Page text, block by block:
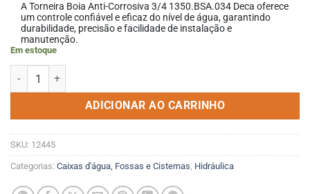
A Torneira Boia Anti-Corrosiva 3/4 1350.BSA.034 Deca oferece
um controle confiável e eficaz do nível de água, garantindo
durabilidade, precisão e facilidade de instalação e
manutenção.
Em estoque
Torneira Boia Anti-Corrosiva 3/4 1350.Bsa.034 Deca quantidade
ADICIONAR AO CARRINHO
SKU: 12445
Categorias: Caixas d'água, Fossas e Cisternas, Hidráulica